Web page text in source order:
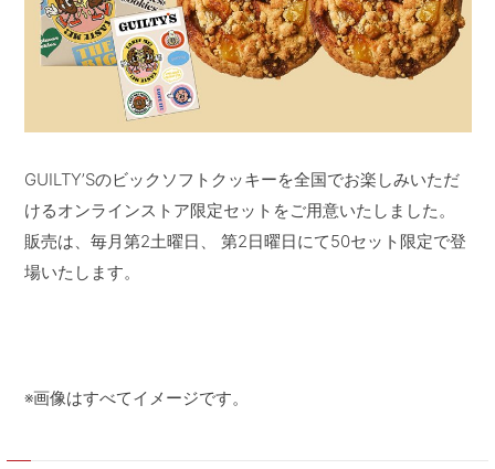
GUILTY’Sのビックソフトクッキーを全国でお楽しみいただ
けるオンラインストア限定セットをご用意いたしました。
販売は、毎月第2土曜日、 第2日曜日にて50セット限定で登
場いたします。
※画像はすべてイメージです。